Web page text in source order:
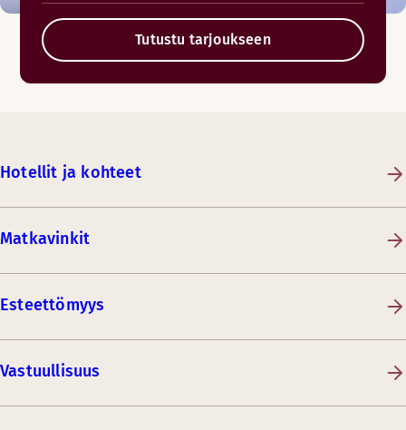
Tutustu tarjoukseen
Hotellit ja kohteet
Matkavinkit
Esteettömyys
Vastuullisuus